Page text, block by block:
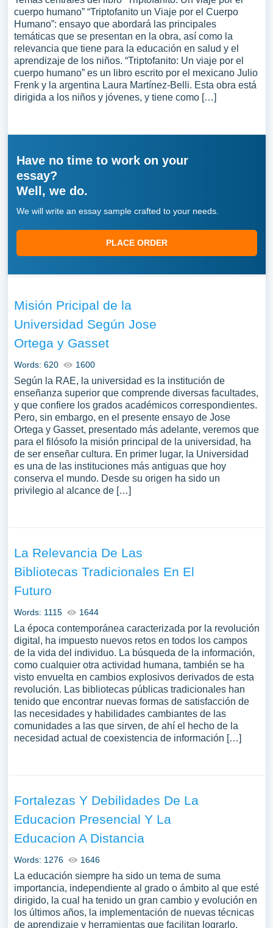
cuerpo humano” “Triptofanito un Viaje por el Cuerpo
Humano”: ensayo que abordará las principales
temáticas que se presentan en la obra, así como la
relevancia que tiene para la educación en salud y el
aprendizaje de los niños. “Triptofanito: Un viaje por el
cuerpo humano” es un libro escrito por el mexicano Julio
Frenk y la argentina Laura Martínez-Belli. Esta obra está
dirigida a los niños y jóvenes, y tiene como […]
Have no time to work on your
essay?
Well, we do.
We will write an essay sample crafted to your needs.
PLACE ORDER
Misión Pricipal de la
Universidad Según Jose
Ortega y Gasset
Words: 620 1600
Según la RAE, la universidad es la institución de
enseñanza superior que comprende diversas facultades,
y que confiere los grados académicos correspondientes.
Pero, sin embargo, en el presente ensayo de Jose
Ortega y Gasset, presentado más adelante, veremos que
para el filósofo la misión principal de la universidad, ha
de ser enseñar cultura. En primer lugar, la Universidad
es una de las instituciones más antiguas que hoy
conserva el mundo. Desde su origen ha sido un
privilegio al alcance de […]
La Relevancia De Las
Bibliotecas Tradicionales En El
Futuro
Words: 1115 1644
La época contemporánea caracterizada por la revolución
digital, ha impuesto nuevos retos en todos los campos
de la vida del individuo. La búsqueda de la información,
como cualquier otra actividad humana, también se ha
visto envuelta en cambios explosivos derivados de esta
revolución. Las bibliotecas públicas tradicionales han
tenido que encontrar nuevas formas de satisfacción de
las necesidades y habilidades cambiantes de las
comunidades a las que sirven, de ahí el hecho de la
necesidad actual de coexistencia de información […]
Fortalezas Y Debilidades De La
Educacion Presencial Y La
Educacion A Distancia
Words: 1276 1646
La educación siempre ha sido un tema de suma
importancia, independiente al grado o ámbito al que esté
dirigido, la cual ha tenido un gran cambio y evolución en
los últimos años, la implementación de nuevas técnicas
de aprendizaje y herramientas que facilitan lograrlo,